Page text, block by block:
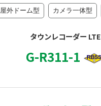
屋外ドーム型 カメラ一体型
タウンレコーダー LTE
G-R311-1